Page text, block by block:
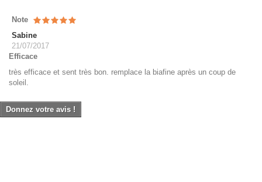
Note
Sabine
21/07/2017
Efficace
très efficace et sent très bon. remplace la biafine après un coup de
soleil.
Donnez votre avis !